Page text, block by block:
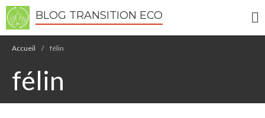
BLOG TRANSITION ECO
Accueil / félin
félin